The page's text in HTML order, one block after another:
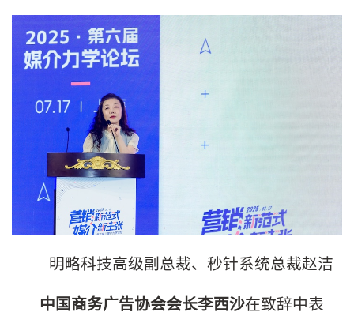
明略科技高级副总裁、秒针系统总裁赵洁
中国商务广告协会会长李西沙在致辞中表